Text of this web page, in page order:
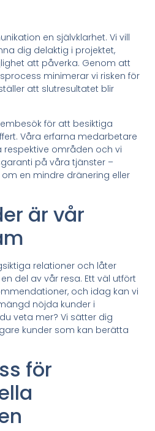
en självklarhet. Vi vill
dig delaktig i projektet,
att påverka. Genom att
minimerar vi risken för
att slutresultatet blir
för att besiktiga
Våra erfarna medarbetare
respektive områden och vi
på våra tjänster –
en mindre dränering eller
är vår
relationer och låter
del av vår resa. Ett väl utfört
och idag kan vi
nöjda kunder i
veta mer? Vi sätter dig
kunder som kan berätta
för